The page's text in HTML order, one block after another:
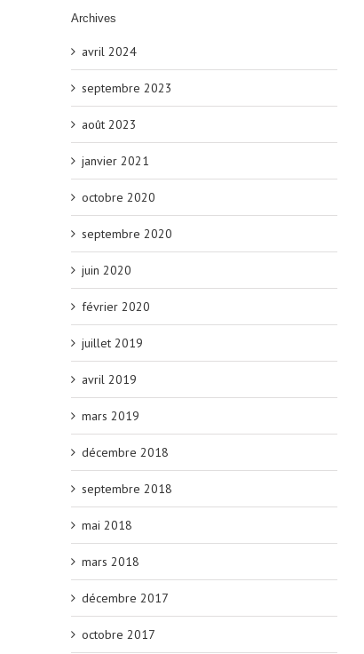
Archives
avril 2024
septembre 2023
août 2023
janvier 2021
octobre 2020
septembre 2020
juin 2020
février 2020
juillet 2019
avril 2019
mars 2019
décembre 2018
septembre 2018
mai 2018
mars 2018
décembre 2017
octobre 2017